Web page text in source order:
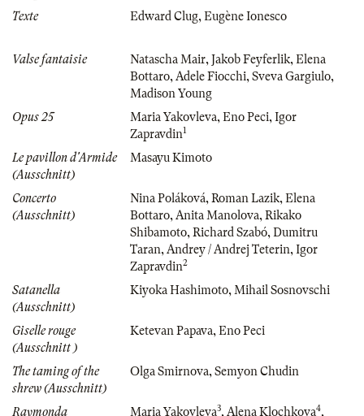
Texte
Edward Clug, Eugène Ionesco
Valse fantaisie Natascha Mair, Jakob Feyferlik, Elena
Bottaro, Adele Fiocchi, Sveva Gargiulo,
Madison Young
Opus 25
Maria Yakovleva, Eno Peci, Igor
Zapravdin1
Le pavillon d'Armide
(Ausschnitt)
Masayu Kimoto
Concerto
(Ausschnitt)
Nina Poláková, Roman Lazik, Elena
Bottaro, Anita Manolova, Rikako
Shibamoto, Richard Szabó, Dumitru
Taran, Andrey / Andrej Teterin, Igor
Zapravdin2
Satanella
(Ausschnitt)
Kiyoka Hashimoto, Mihail Sosnovschi
Giselle rouge
(Ausschnitt )
Ketevan Papava, Eno Peci
The taming of the
shrew (Ausschnitt)
Olga Smirnova, Semyon Chudin
Raymonda
Maria Yakovleva3, Alena Klochkova4,